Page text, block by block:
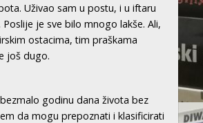
Uživao sam u postu, i u iftaru
je sve bilo mnogo lakše. Ali,
ostacima, tim praškama
još dugo.
godinu dana života bez
da mogu prepoznati i klasificirati